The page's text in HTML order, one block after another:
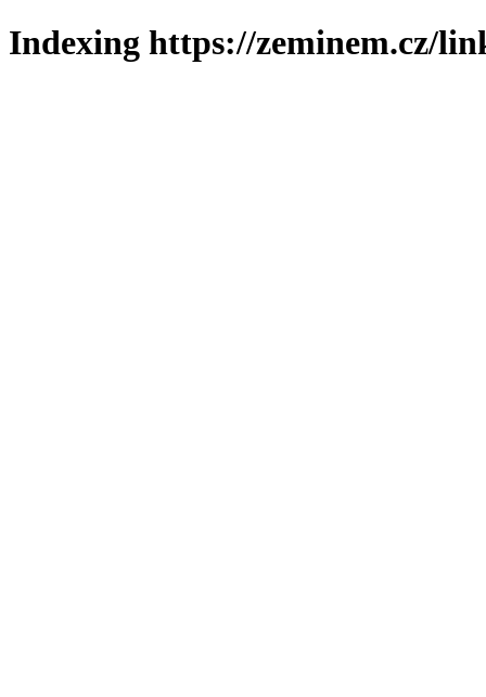
Indexing https://zeminem.cz/